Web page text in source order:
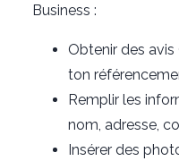
Business :
Obtenir des
ton
Remplir les
nom, adresse,
Insérer des